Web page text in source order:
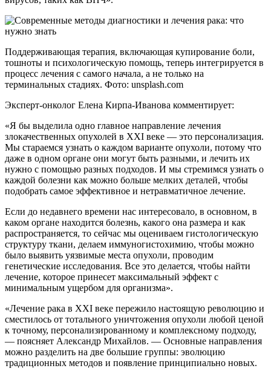
Поддерживающая терапия, включающая купирование боли,
тошноты и психологическую помощь, теперь интегрируется в
процесс лечения с самого начала, а не только на
терминальных стадиях. Фото: unsplash.com
Эксперт-онколог Елена Кирпа-Иванова комментирует:
«Я бы выделила одно главное направление лечения
злокачественных опухолей в XXI веке — это персонализация.
Мы стараемся узнать о каждом варианте опухоли, потому что
даже в одном органе они могут быть разными, и лечить их
нужно с помощью разных подходов. И мы стремимся узнать о
каждой болезни как можно больше мелких деталей, чтобы
подобрать самое эффективное и нетравматичное лечение.
Если до недавнего времени нас интересовало, в основном, в
каком органе находится болезнь, какого она размера и как
распространяется, то сейчас мы оцениваем гистологическую
структуру ткани, делаем иммуногистохимию, чтобы можно
было выявить уязвимые места опухоли, проводим
генетические исследования. Все это делается, чтобы найти
лечение, которое принесет максимальный эффект с
минимальным ущербом для организма».
«Лечение рака в XXI веке пережило настоящую революцию и
сместилось от тотального уничтожения опухоли любой ценой
к точному, персонализированному и комплексному подходу,
— поясняет Александр Михайлов. — Основные направления
можно разделить на две большие группы: эволюцию
традиционных методов и появление принципиально новых.